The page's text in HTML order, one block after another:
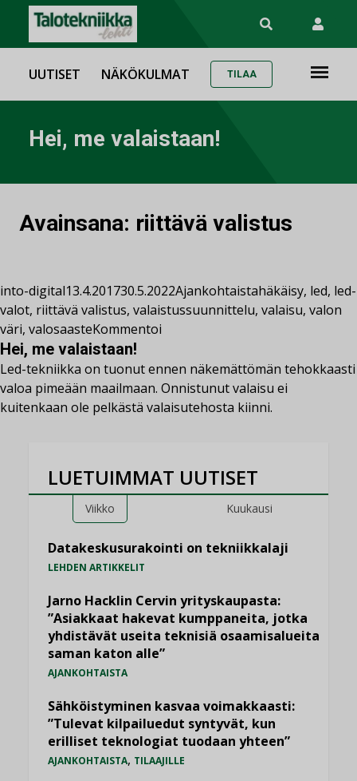
UUTISET NÄKÖKULMAT TILAA
Hei, me valaistaan!
Avainsana: riittävä valistus
into-digital13.4.201730.5.2022Ajankohtaistahäkäisy, led, led-
valot, riittävä valistus, valaistussuunnittelu, valaisu, valon
väri, valosaasteKommentoi
Hei, me valaistaan!
Led-tekniikka on tuonut ennen näkemättömän tehokkaasti
valoa pimeään maailmaan. Onnistunut valaisu ei
kuitenkaan ole pelkästä valaisutehosta kiinni.
LUETUIMMAT UUTISET
Viikko Kuukausi
Datakeskusurakointi on tekniikkalaji
LEHDEN ARTIKKELIT
Jarno Hacklin Cervin yrityskaupasta:
”Asiakkaat hakevat kumppaneita, jotka
yhdistävät useita teknisiä osaamisalueita
saman katon alle”
AJANKOHTAISTA
Sähköistyminen kasvaa voimakkaasti:
”Tulevat kilpailuedut syntyvät, kun
erilliset teknologiat tuodaan yhteen”
AJANKOHTAISTA, TILAAJILLE